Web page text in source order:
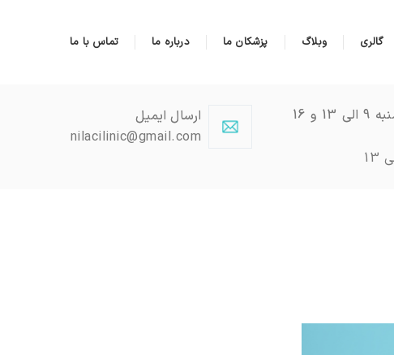
گالری وبلاگ پزشکان ما درباره ما تماس با ما
شنبه تا چهارشنبه 9 الی 13 و 16
ارسال ایمیل
nilacilinic@gmail.com